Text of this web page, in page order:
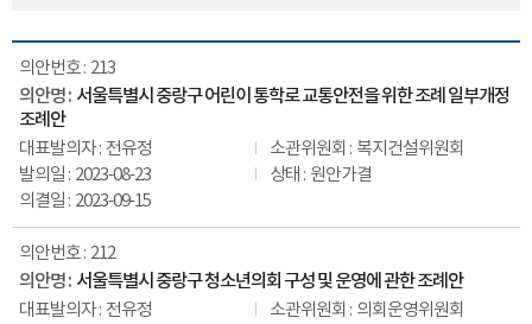
213
서울특별시 중랑구 어린이 통학로 교통안전을 위한 조례 일부개정
조례안
전유정
복지건설위원회
2023-08-23
원안가결
2023-09-15
212
서울특별시 중랑구 청소년의회 구성 및 운영에 관한 조례안
전유정
의회운영위원회